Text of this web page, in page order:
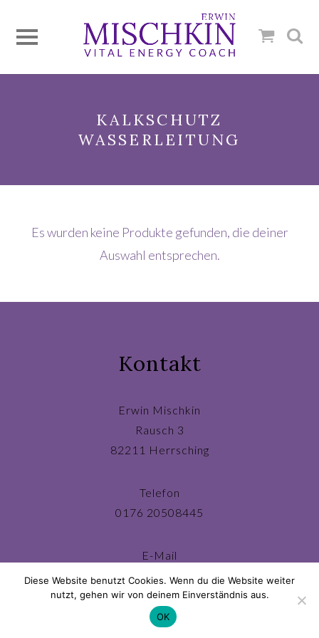
KALKSCHUTZ
WASSERLEITUNG
Es wurden keine Produkte gefunden, die deiner
Auswahl entsprechen.
Kontakt
Erwin Mischkin
Rausch 3
82211 Herrsching
Telefon
0176 20508445
E-Mail
ichbin@erwinmischkin.de
Diese Website benutzt Cookies. Wenn du die Website weiter
nutzt, gehen wir von deinem Einverständnis aus.
OK